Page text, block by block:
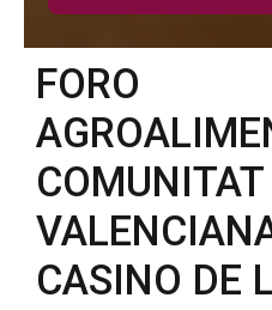
FORO
COMUNITAT
CASINO DE